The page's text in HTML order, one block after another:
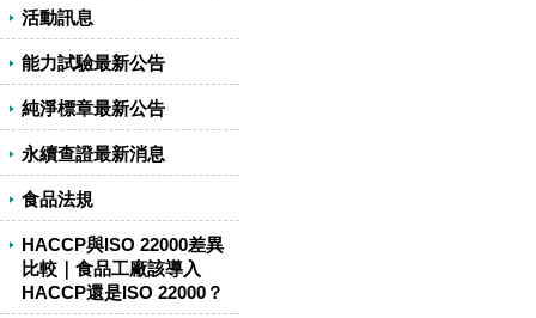
活動訊息
能力試驗最新公告
純淨標章最新公告
永續查證最新消息
食品法規
HACCP與ISO 22000差異
比較｜食品工廠該導入
HACCP還是ISO 22000？